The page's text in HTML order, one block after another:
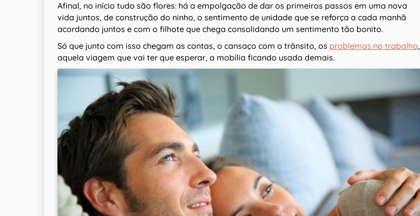
Afinal, no início tudo são flores: há a empolgação de dar os primeiros passos em uma nova
vida juntos, de construção do ninho, o sentimento de unidade que se reforça a cada manhã
acordando juntos e com o filhote que chega consolidando um sentimento tão bonito.
Só que junto com isso chegam as contas, o cansaço com o trânsito, os problemas no trabalho,
aquela viagem que vai ter que esperar, a mobília ficando usada demais.